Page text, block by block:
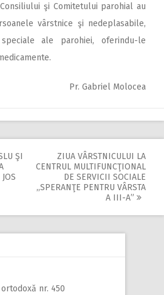
şi Comitetului parohial au
vârstnice şi nedeplasabile,
ale parohiei, oferindu-le
Pr. Gabriel Molocea
ŞI
ZIUA VÂRSTNICULUI LA
CENTRUL MULTIFUNCŢIONAL
DE SERVICII SOCIALE
,,SPERANŢE PENTRU VÂRSTA
A III-A”
nr. 450